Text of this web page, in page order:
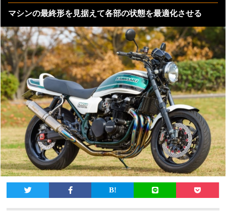
マシンの最終形を見据えて各部の状態を最適化させる